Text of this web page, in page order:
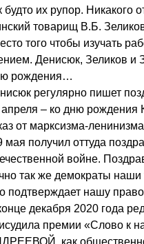
будто их рупор.
товарищ В.Б.
того чтобы изучать
Денисюк, Зеликов
рождения…
регулярно пишет
апреля – ко дню рождения
от марксизма-
мая получил оттуда
войне.
так же демократы наши
подтверждает нашу
декабря 2020 года
премии «Слово к
как